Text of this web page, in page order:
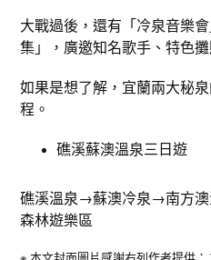
大戰過後，還有「冷泉音樂
集」，廣邀知名歌手、特色
如果是想了解，宜蘭兩大秘
程。
礁溪蘇澳溫泉三日遊
礁溪溫泉→蘇澳冷泉→南方
森林遊樂區